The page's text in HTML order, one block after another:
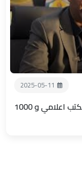
2025-05-11
هيئة الاتصالات والاعلام..(20) وسيلة ومكتب اعلامي و 1000